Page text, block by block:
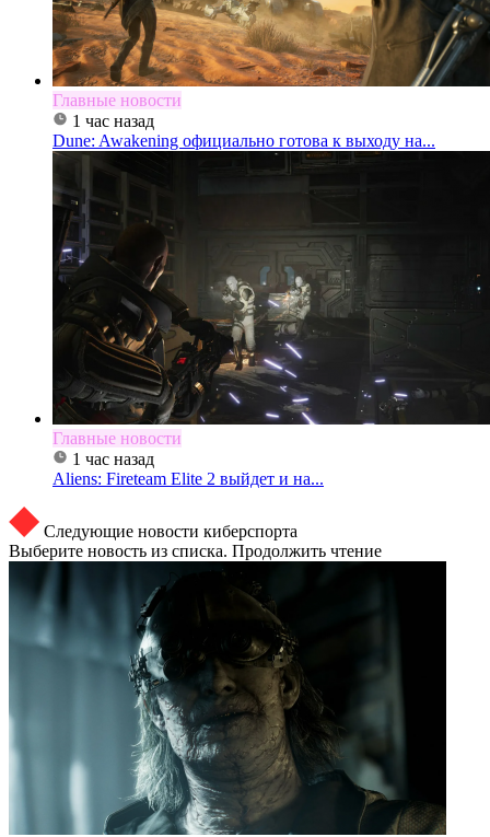
Главные новости
1 час назад
Dune: Awakening официально готова к выходу на...
Главные новости
1 час назад
Aliens: Fireteam Elite 2 выйдет и на...
Следующие новости киберспорта
Выберите новость из списка. Продолжить чтение